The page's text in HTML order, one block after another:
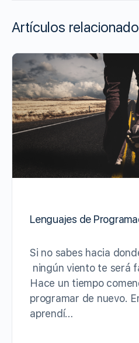
Artículos
Lenguajes de
Si no sabes hacia
ningún viento te será
Hace un tiempo
programar de nuevo.
aprendí…